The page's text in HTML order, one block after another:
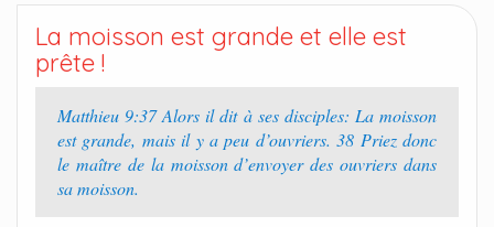
La moisson est grande et elle est
prête !
Matthieu 9:37 Alors il dit à ses disciples: La moisson
est grande, mais il y a peu d’ouvriers. 38 Priez donc
le maître de la moisson d’envoyer des ouvriers dans
sa moisson.